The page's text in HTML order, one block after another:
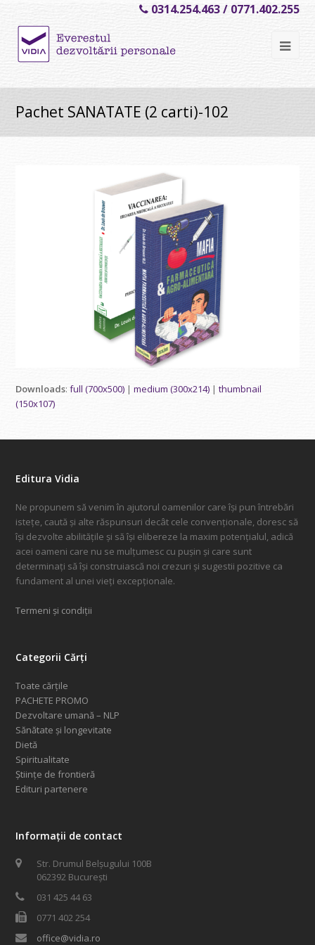
0314.254.463 / 0771.402.255
Pachet SANATATE (2 carti)-102
Downloads:full (700x500) |medium (300x214) |thumbnail
(150x107)
Editura Vidia
Ne propunem să venim în ajutorul oamenilor care își pun întrebări
istețe, caută și alte răspunsuri decât cele convenționale, doresc să
își dezvolte abilitățile și să își elibereze la maxim potențialul, adică
acei oameni care nu se mulțumesc cu pușin și care sunt
determinați să își construiască noi crezuri și sugestii pozitive ca
fundament al unei vieți excepționale.
Termeni și condiții
Categorii Cărți
Toate cărțile
PACHETE PROMO
Dezvoltare umană – NLP
Sănătate și longevitate
Dietă
Spiritualitate
Științe de frontieră
Edituri partenere
Informații de contact
Str. Drumul Belșugului 100B
062392 București
031 425 44 63
0771 402 254
office@vidia.ro